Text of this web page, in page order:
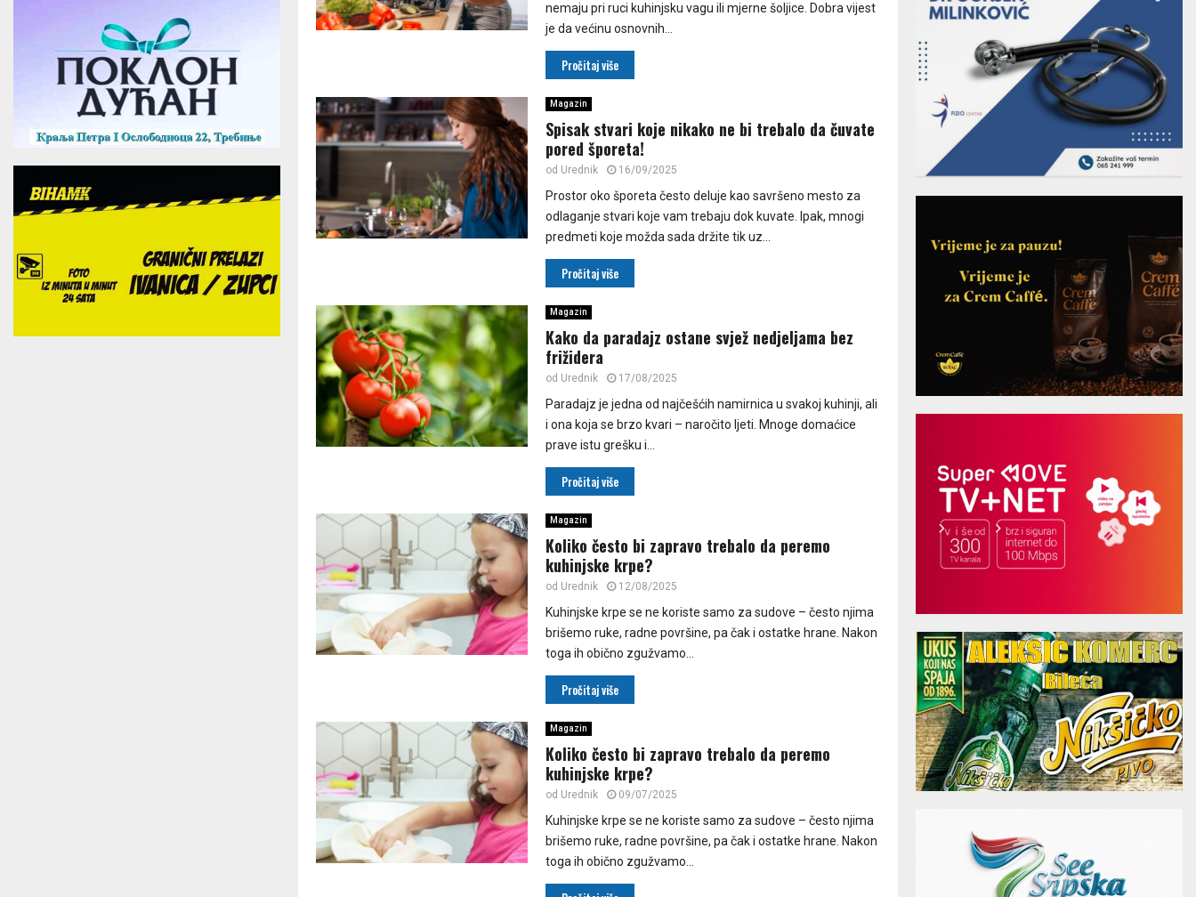
nemaju pri ruci kuhinjsku vagu ili mjerne šoljice. Dobra vijest
je da većinu osnovnih...
Pročitaj više
Magazin
Spisak stvari koje nikako ne bi trebalo da čuvate
pored šporeta!
od Urednik 16/09/2025
Prostor oko šporeta često deluje kao savršeno mesto za
odlaganje stvari koje vam trebaju dok kuvate. Ipak, mnogi
predmeti koje možda sada držite tik uz...
Pročitaj više
Magazin
Kako da paradajz ostane svjež nedjeljama bez
frižidera
od Urednik 17/08/2025
Paradajz je jedna od najčešćih namirnica u svakoj kuhinji, ali
i ona koja se brzo kvari – naročito ljeti. Mnoge domaćice
prave istu grešku i...
Pročitaj više
Magazin
Koliko često bi zapravo trebalo da peremo
kuhinjske krpe?
od Urednik 12/08/2025
Kuhinjske krpe se ne koriste samo za sudove – često njima
brišemo ruke, radne površine, pa čak i ostatke hrane. Nakon
toga ih obično zgužvamo...
Pročitaj više
Magazin
Koliko često bi zapravo trebalo da peremo
kuhinjske krpe?
od Urednik 09/07/2025
Kuhinjske krpe se ne koriste samo za sudove – često njima
brišemo ruke, radne površine, pa čak i ostatke hrane. Nakon
toga ih obično zgužvamo...